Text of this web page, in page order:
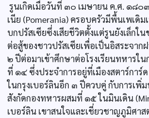
รูนเกิดเมื่อวันที่ ๓๐ เมษายน ค.ศ. ๑๘๐๓
เนีย (Pomerania) ครอบครัวมีพื้นเพเดิ
บกปรัสเซียซึ่งเสียชีวิตตั้งแต่รูนยังเล็กใ
ต่อสู้ของชาวปรัสเซียเพื่อเป็นอิสระจาก
๒ ปีต่อมาเข้าศึกษาต่อโรงเรียนทหารใ
ที่ ๑๔ ซึ่งประจำการอยู่ที่เมืองสตาร์กา
ในกรุงเบอร์ลินอีก ๓ ปีควบคู่ กับการเพิ่
สังกัดกองทหารผสมที่ ๑๕ ในมินเดิน
เบอร์ลิน เขาสนใจและเชี่ยวชาญภูมิศา